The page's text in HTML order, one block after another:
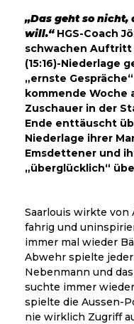
„Das geht so nicht,
will.“HGS-Coach
schwachen Auftritt
(15:16)-Niederlage
„ernste
kommende Woche
Zuschauer in der
Ende enttäuscht
Niederlage ihrer
Emsdettener und
„überglücklich“
Saarlouis wirkte von
fahrig und
immer mal wieder
Abwehr spielte
Nebenmann und
suchte immer
spielte die Aussen-
nie wirklich Zugriff